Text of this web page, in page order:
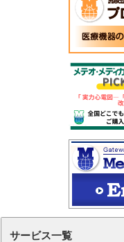
サービス一覧